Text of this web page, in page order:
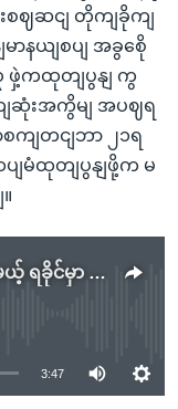
စဈဆငျ တိုကျခိုကျ
ာနယျစပျ အခွစေို
ဖှဲ့ကထုတျပွနျ ကွ
ဆုံးအကွိမျ အပဈရ
ကျတငျဘာ ၂၁ရ
ျမံထုတျပွနျဖို့က မ
မြောက်ပိုင်းအဖွဲ့ အပစ်ရပ်ကြေညာပေမယ့် ရခိုင်မှာ တိုက်ပွဲဖြစ်ဆဲ
available
3:47